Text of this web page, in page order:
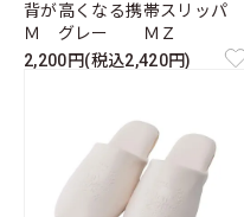
背が高くなる携帯スリッパ
Ｍ グレー ＭＺ
2,200円(税込2,420円)